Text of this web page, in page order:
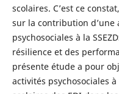
scolaires. C’est ce
sur la contribution d’une
psychosociales à la
résilience et des
présente étude a pour
activités psychosociales